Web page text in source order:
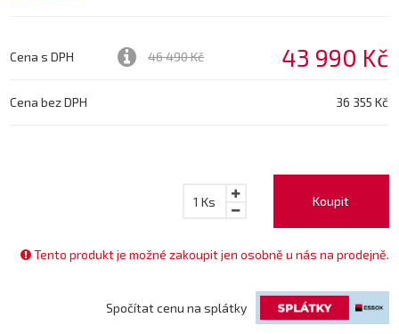
Cena s DPH 46 490 Kč 43 990 Kč
Cena bez DPH 36 355 Kč
Koupit
1 Ks
Tento produkt je možné zakoupit jen osobně u nás na prodejně.
Spočítat cenu na splátky